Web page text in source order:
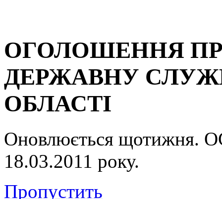
ОГОЛОШЕННЯ
ДЕРЖАВНУ
ОБЛАСТІ
Оновлюється
18.03.2011 року.
Пропустить